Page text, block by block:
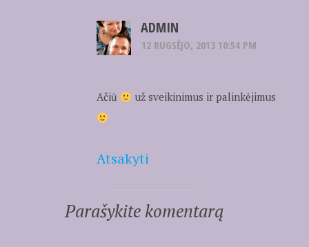
ADMIN
12 RUGSĖJO, 2013 10:54 PM
Ačiū už sveikinimus ir palinkėjimus
Atsakyti
Parašykite komentarą